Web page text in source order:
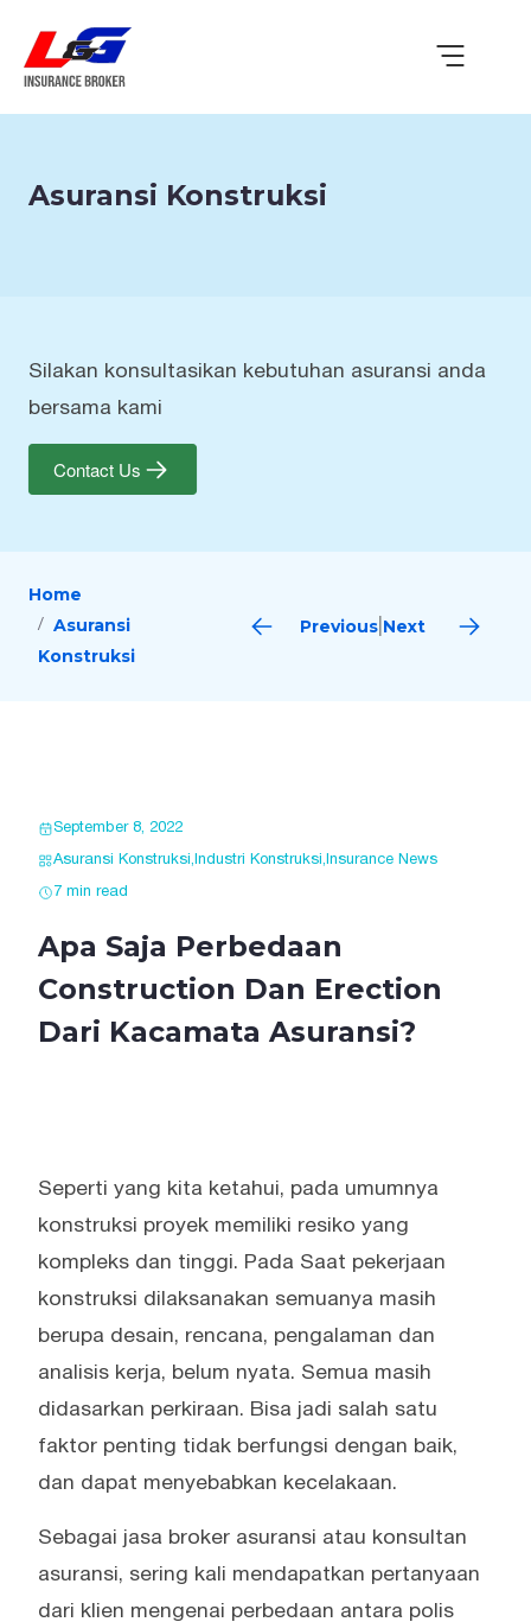
Asuransi Konstruksi
Silakan konsultasikan kebutuhan asuransi anda
bersama kami
Contact Us
Home
Asuransi
Konstruksi
Previous Next
September 8, 2022
Asuransi Konstruksi,Industri Konstruksi,Insurance News
7 min read
Apa Saja Perbedaan
Construction Dan Erection
Dari Kacamata Asuransi?
Seperti yang kita ketahui, pada umumnya
konstruksi proyek memiliki resiko yang
kompleks dan tinggi. Pada Saat pekerjaan
konstruksi dilaksanakan semuanya masih
berupa desain, rencana, pengalaman dan
analisis kerja, belum nyata. Semua masih
didasarkan perkiraan. Bisa jadi salah satu
faktor penting tidak berfungsi dengan baik,
dan dapat menyebabkan kecelakaan.
Sebagai jasa broker asuransi atau konsultan
asuransi, sering kali mendapatkan pertanyaan
dari klien mengenai perbedaan antara polis